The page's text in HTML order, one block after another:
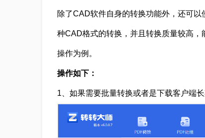
除了CAD软件自身的转换功能外，还可
种CAD格式的转换，并且转换质量较高
操作为例。
操作如下：
1、如果需要批量转换或者是下载客户端长